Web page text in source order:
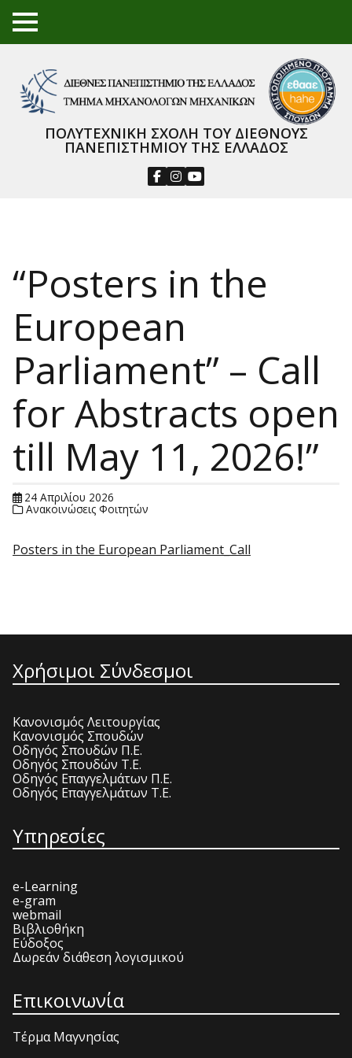
TO
GGL
NU
ΠΟΛΥΤΕΧΝΙΚΗ ΣΧΟΛΗ ΤΟΥ ΔΙΕΘΝΟΥΣ
ΠΑΝΕΠΙΣΤΗΜΙΟΥ ΤΗΣ ΕΛΛΑΔΟΣ
“Posters in the
European
Parliament” – Call
for Abstracts open
till May 11, 2026!”
24 Απριλίου 2026
Ανακοινώσεις Φοιτητών
Posters in the European Parliament_Call
Χρήσιμοι Σύνδεσμοι
Κανονισμός Λειτουργίας
Κανονισμός Σπουδών
Οδηγός Σπουδών Π.Ε.
Οδηγός Σπουδών Τ.Ε.
Οδηγός Επαγγελμάτων Π.Ε.
Οδηγός Επαγγελμάτων Τ.Ε.
Υπηρεσίες
e-Learning
e-gram
webmail
Βιβλιοθήκη
Εύδοξος
Δωρεάν διάθεση λογισμικού
Επικοινωνία
Τέρμα Μαγνησίας